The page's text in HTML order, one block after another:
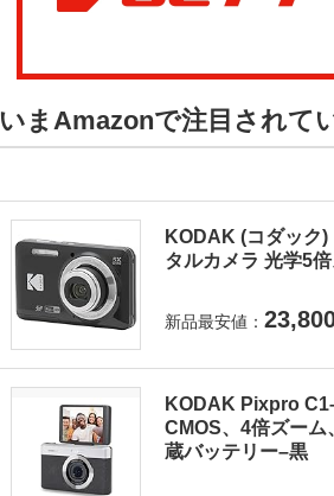
いまAmazonで注目されて
KODAK (コダック
タルカメラ 光学5
新品最安値：
KODAK Pixpro
CMOS、4倍ズー
蔵バッテリー–黒